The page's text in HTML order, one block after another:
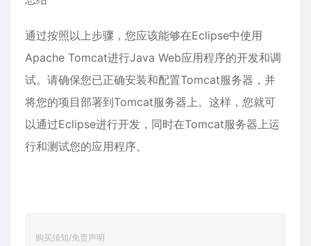
通过按照以上步骤，您应该能够在Eclipse中使用
Apache Tomcat进行Java Web应用程序的开发和调
试。请确保您已正确安装和配置Tomcat服务器，并
将您的项目部署到Tomcat服务器上。这样，您就可
以通过Eclipse进行开发，同时在Tomcat服务器上运
行和测试您的应用程序。
购买须知/免责声明